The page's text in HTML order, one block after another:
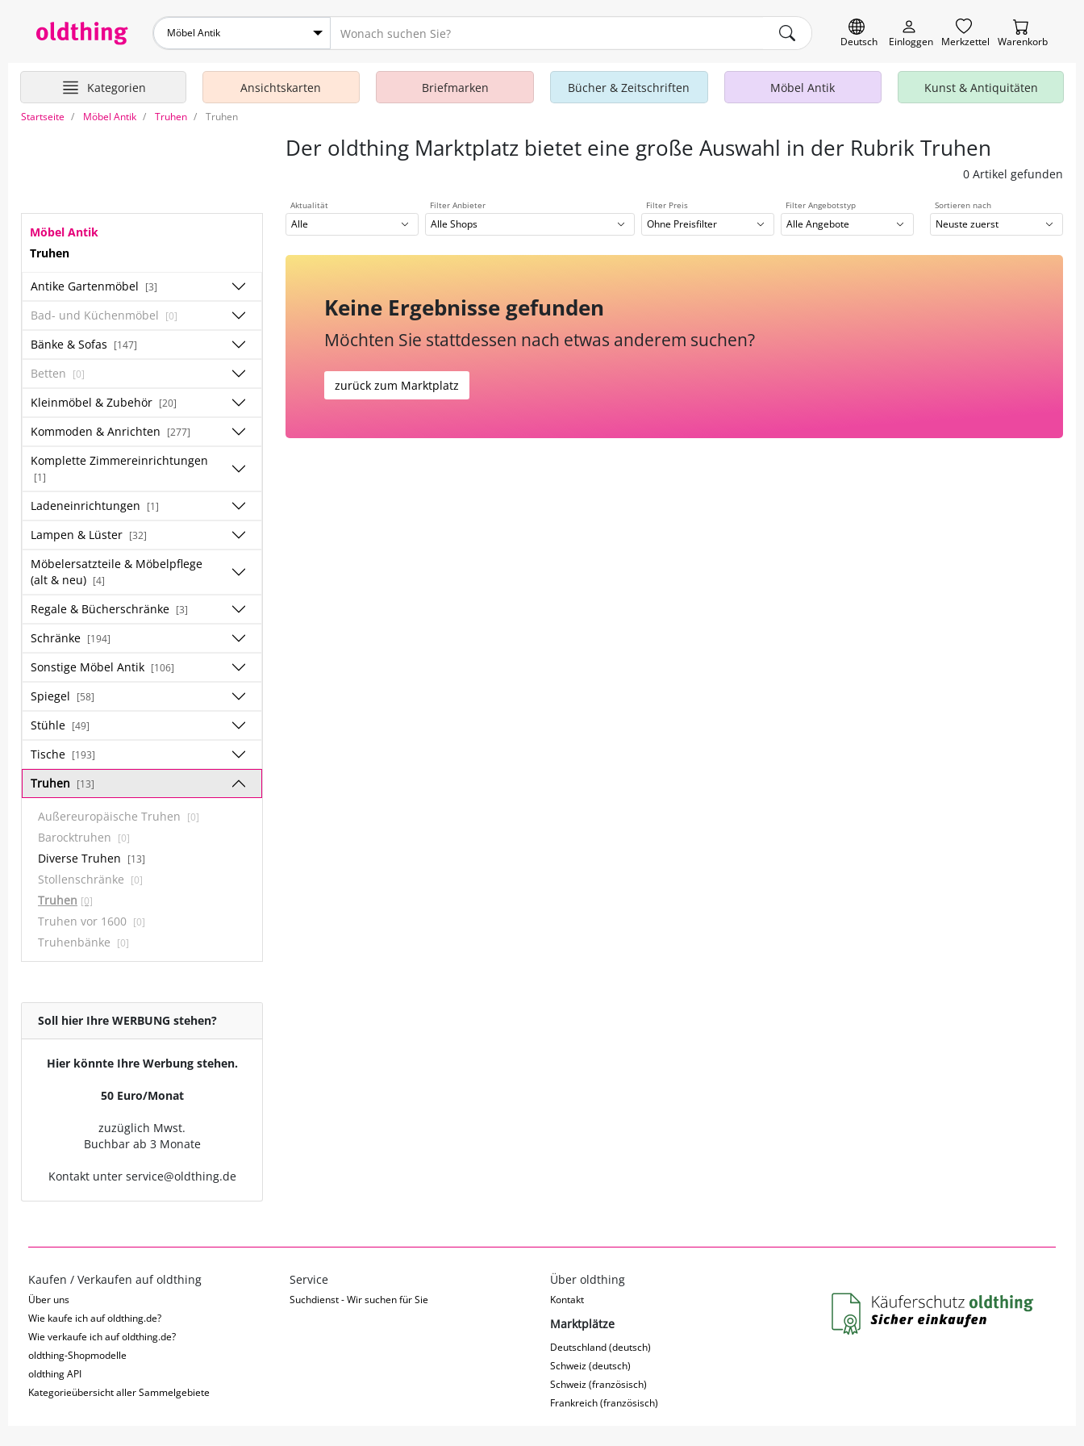
Möbel Antik
Deutsch Einloggen Merkzettel Warenkorb
Kategorien Ansichtskarten Briefmarken Bücher & Zeitschriften Möbel Antik Kunst & Antiquitäten
Startseite Möbel Antik Truhen Truhen
Der oldthing Marktplatz bietet eine große Auswahl in der Rubrik Truhen
0 Artikel gefunden
Möbel Antik
Truhen
Antike Gartenmöbel [3]
Bad- und Küchenmöbel [0]
Bänke & Sofas [147]
Betten [0]
Kleinmöbel & Zubehör [20]
Kommoden & Anrichten [277]
Komplette Zimmereinrichtungen
[1]
Ladeneinrichtungen [1]
Lampen & Lüster [32]
Möbelersatzteile & Möbelpflege
(alt & neu) [4]
Regale & Bücherschränke [3]
Schränke [194]
Sonstige Möbel Antik [106]
Spiegel [58]
Stühle [49]
Tische [193]
Truhen [13]
Außereuropäische Truhen [0]
Barocktruhen [0]
Diverse Truhen [13]
Stollenschränke [0]
Truhen [0]
Truhen vor 1600 [0]
Truhenbänke [0]
Soll hier Ihre WERBUNG stehen?
Hier könnte Ihre Werbung stehen.
50 Euro/Monat
zuzüglich Mwst.
Buchbar ab 3 Monate
Kontakt unter service@oldthing.de
Aktualität
Alle
Filter Anbieter
Alle Shops
Filter Preis
Ohne Preisfilter
Filter Angebotstyp
Alle Angebote
Sortieren nach
Neuste zuerst
Keine Ergebnisse gefunden
Möchten Sie stattdessen nach etwas anderem suchen?
zurück zum Marktplatz
Kaufen / Verkaufen auf oldthing
Über uns
Wie kaufe ich auf oldthing.de?
Wie verkaufe ich auf oldthing.de?
oldthing-Shopmodelle
oldthing API
Kategorieübersicht aller Sammelgebiete
Service
Suchdienst - Wir suchen für Sie
Über oldthing
Kontakt
Marktplätze
Deutschland (deutsch)
Schweiz (deutsch)
Schweiz (französisch)
Frankreich (französisch)